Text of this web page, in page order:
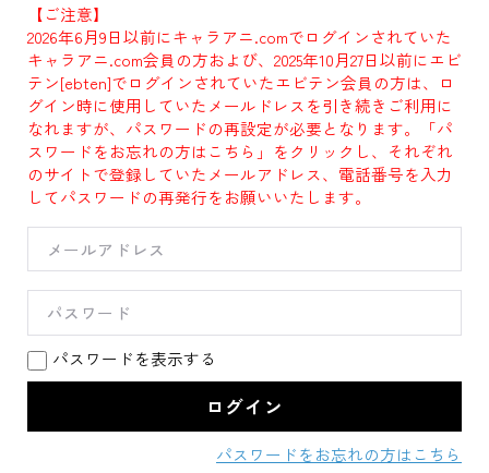
【ご注意】
2026年6月9日以前にキャラアニ.comでログインされていた
キャラアニ.com会員の方および、2025年10月27日以前にエビ
テン[ebten]でログインされていたエビテン会員の方は、ロ
グイン時に使用していたメールドレスを引き続きご利用に
なれますが、パスワードの再設定が必要となります。「パ
スワードをお忘れの方はこちら」をクリックし、それぞれ
のサイトで登録していたメールアドレス、電話番号を入力
してパスワードの再発行をお願いいたします。
パスワードを表示する
パスワードをお忘れの方はこちら